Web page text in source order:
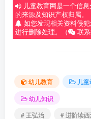
儿童教育网是一个信
的来源及知识产权归属。
如您发现相关资料侵
进行删除处理。（
联
幼儿教育 儿
幼儿知识
# 王弘治
# 进阶读